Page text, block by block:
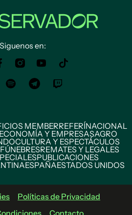
Siguenos en:
MEMBERREFERÍNACIONAL
ECONOMÍA Y EMPRESASAGRO
CULTURA Y ESPECTÁCULOS
FÚNEBRESREMATES Y LEGALES
PUBLICACIONES
ESPAÑAESTADOS UNIDOS
Políticas de Privacidad